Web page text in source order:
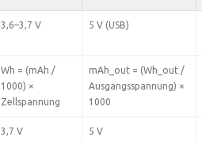
3,6–3,7 V 5 V (USB)
Wh = (mAh /
1000) ×
Zellspannung
mAh_out = (Wh_out /
Ausgangsspannung) ×
1000
3,7 V 5 V